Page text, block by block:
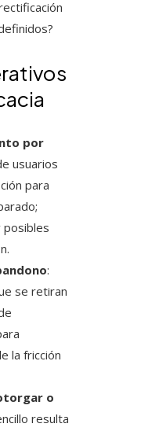
por
usuarios
para
posibles
:
se retiran
la fricción
o
resulta